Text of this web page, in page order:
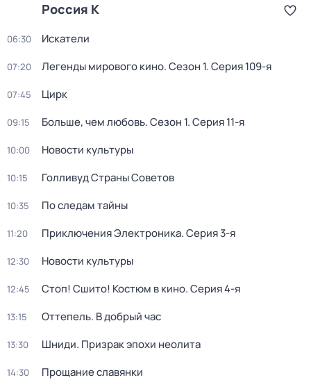
Россия К
06:30 Искатели
07:20 Легенды мирового кино. Сезон 1. Серия 109-я
07:45 Цирк
09:15 Больше, чем любовь. Сезон 1. Серия 11-я
10:00 Новости культуры
10:15 Голливуд Страны Советов
10:35 По следам тайны
11:20 Приключения Электроника. Серия 3-я
12:30 Новости культуры
12:45 Стоп! Сшито! Костюм в кино. Серия 4-я
13:15 Оттепель. В добрый час
13:30 Шниди. Призрак эпохи неолита
14:30 Прощание славянки